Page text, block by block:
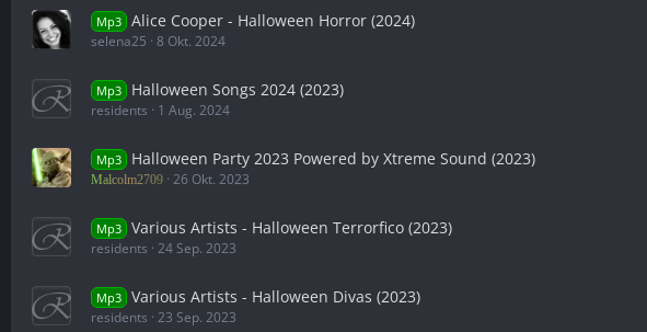
Mp3 Alice Cooper - Halloween Horror (2024)
selena25 8 Okt. 2024
Mp3 Halloween Songs 2024 (2023)
residents 1 Aug. 2024
Mp3 Halloween Party 2023 Powered by Xtreme Sound (2023)
Malcolm2709 26 Okt. 2023
Mp3 Various Artists - Halloween Terrorfico (2023)
residents 24 Sep. 2023
Mp3 Various Artists - Halloween Divas (2023)
residents 23 Sep. 2023